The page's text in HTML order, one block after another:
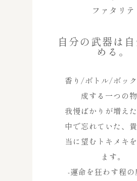
ファタリテ
自分の武器は
める。
香り/ボトル/ボッ
成する一つの
我慢ばかりが増え
中で忘れていた、
当に望むトキメキ
ます。
-運命を狂わす程の